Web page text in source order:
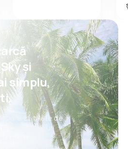
și
simplu,
zi: bilete de
city break-uri